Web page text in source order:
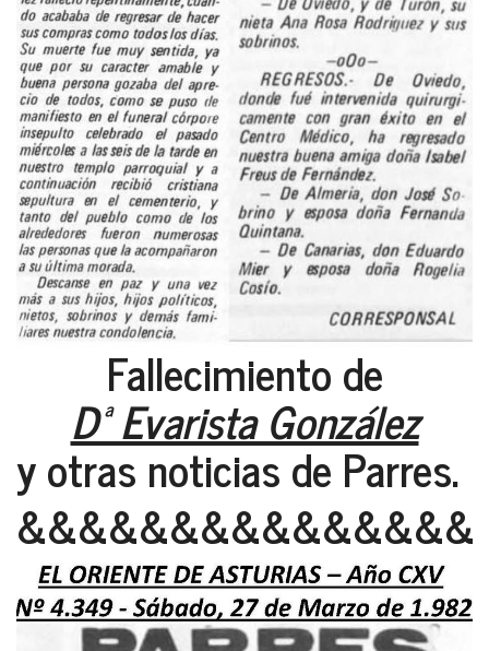
Fallecimiento de
Dª Evarista González
y otras noticias de Parres.
&&&&&&&&&&&&&&&